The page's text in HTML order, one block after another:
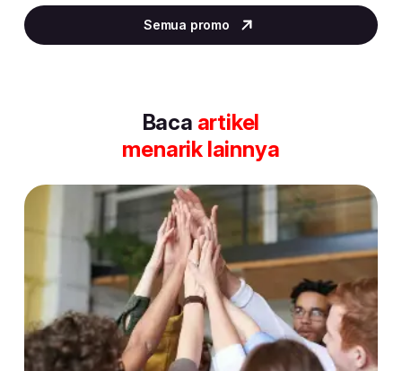
2
of
Semua promo
Baca artikel
menarik lainnya